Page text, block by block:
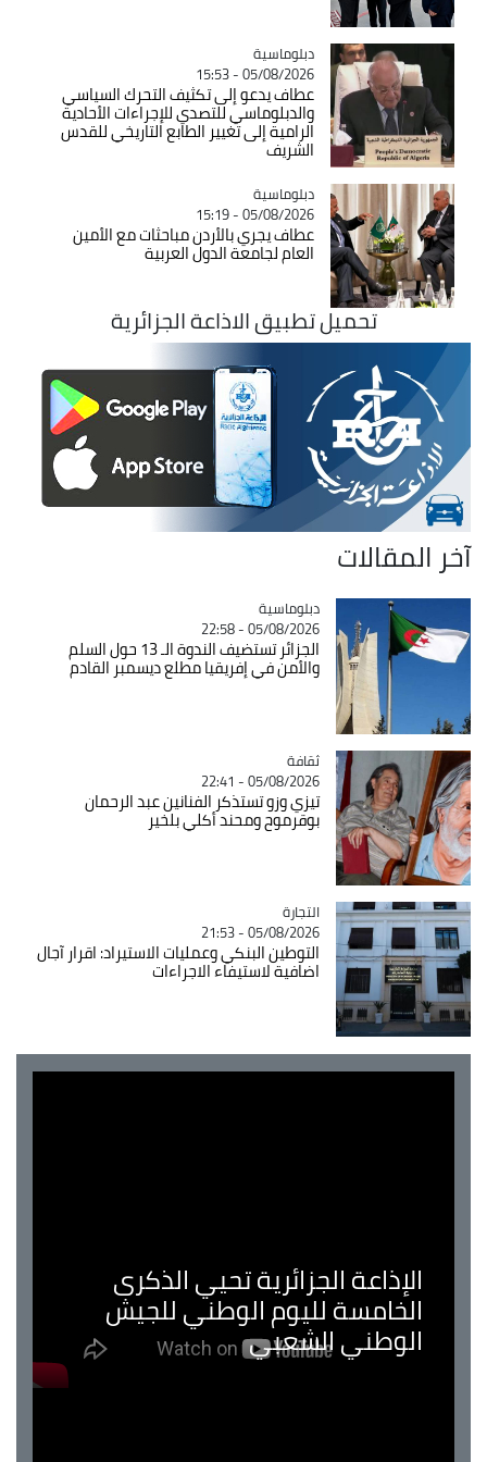
Catégorie
دبلوماسية
05/08/2026 - 15:53
عطاف يدعو إلى تكثيف التحرك السياسي
والدبلوماسي للتصدي للإجراءات الأحادية
الرامية إلى تغيير الطابع التاريخي للقدس
الشريف
Catégorie
دبلوماسية
05/08/2026 - 15:19
عطاف يجري بالأردن مباحثات مع الأمين
العام لجامعة الدول العربية
تحميل تطبيق الاذاعة الجزائرية
آخر المقالات
Catégorie
دبلوماسية
05/08/2026 - 22:58
الجزائر تستضيف الندوة الـ 13 حول السلم
والأمن في إفريقيا مطلع ديسمبر القادم
Catégorie
ثقافة
05/08/2026 - 22:41
تيزي وزو تستذكر الفنانين عبد الرحمان
بوقرموح ومحند أكلي بلخير
Catégorie
التجارة
05/08/2026 - 21:53
التوطين البنكي وعمليات الاستيراد: اقرار آجال
اضافية لاستيفاء الاجراءات
الإذاعة الجزائرية تحيي الذكرى
الخامسة لليوم الوطني للجيش
الوطني الشعبي